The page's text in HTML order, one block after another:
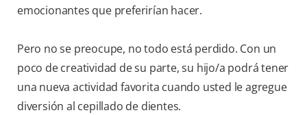
emocionantes que preferirían hacer.
Pero no se preocupe, no todo está perdido. Con un
poco de creatividad de su parte, su hijo/a podrá tener
una nueva actividad favorita cuando usted le agregue
diversión al cepillado de dientes.